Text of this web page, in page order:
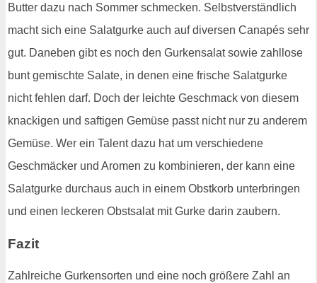
Butter dazu nach Sommer schmecken. Selbstverständlich
macht sich eine Salatgurke auch auf diversen Canapés sehr
gut. Daneben gibt es noch den Gurkensalat sowie zahllose
bunt gemischte Salate, in denen eine frische Salatgurke
nicht fehlen darf. Doch der leichte Geschmack von diesem
knackigen und saftigen Gemüse passt nicht nur zu anderem
Gemüse. Wer ein Talent dazu hat um verschiedene
Geschmäcker und Aromen zu kombinieren, der kann eine
Salatgurke durchaus auch in einem Obstkorb unterbringen
und einen leckeren Obstsalat mit Gurke darin zaubern.
Fazit
Zahlreiche Gurkensorten und eine noch größere Zahl an